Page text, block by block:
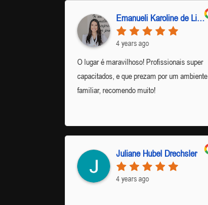
Emanueli Karoline de Lima
4 years ago
O lugar é maravilhoso! Profissionais super
capacitados, e que prezam por um ambiente
familiar, recomendo muito!
Juliane Hubel Drechsler
4 years ago